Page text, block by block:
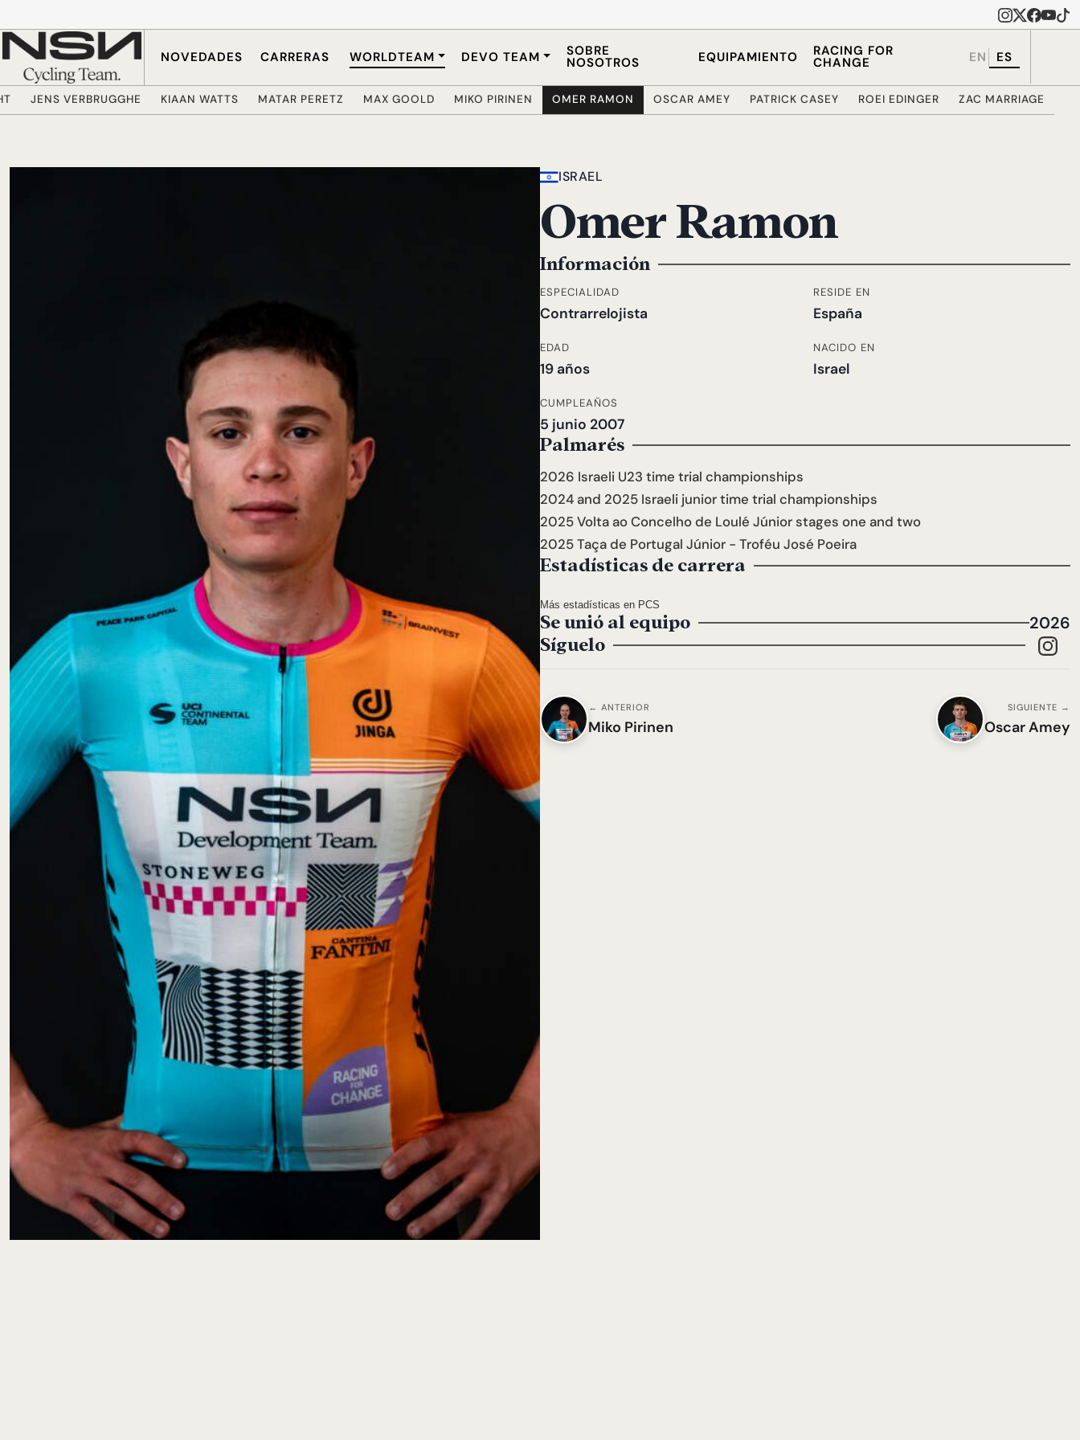
NOVEDADES CARRERAS WORLDTEAM DEVO TEAM SOBRE
NOSOTROS EQUIPAMIENTO RACING FOR
CHANGE EN ES
JENS VERBRUGGHE KIAAN WATTS MATAR PERETZ MAX GOOLD MIKO PIRINEN OMER RAMON OSCAR AMEY PATRICK CASEY ROEI EDINGER ZAC MARRIAGE
ISRAEL
Omer Ramon
Información
ESPECIALIDAD
Contrarrelojista
EDAD
19 años
CUMPLEAÑOS
5 junio 2007
RESIDE EN
España
NACIDO EN
Israel
Palmarés
2026 Israeli U23 time trial championships
2024 and 2025 Israeli junior time trial championships
2025 Volta ao Concelho de Loulé Júnior stages one and two
2025 Taça de Portugal Júnior - Troféu José Poeira
Estadísticas de carrera
Más estadísticas en PCS
Se unió al equipo 2026
Síguelo
← ANTERIOR
Miko Pirinen
SIGUIENTE →
Oscar Amey